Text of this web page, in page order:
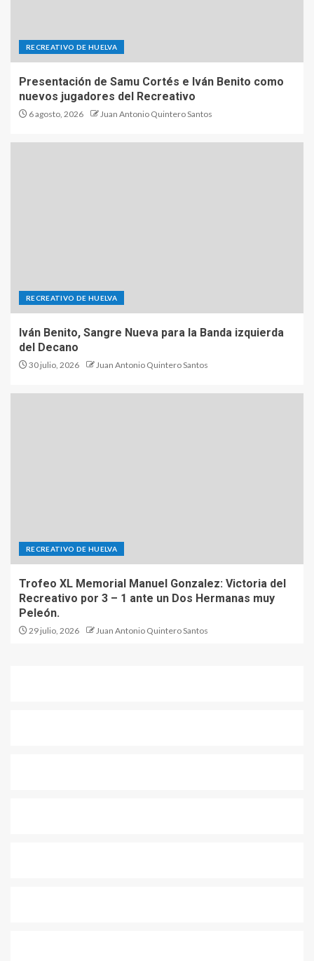
RECREATIVO DE HUELVA
Presentación de Samu Cortés e Iván Benito como
nuevos jugadores del Recreativo
6 agosto, 2026 Juan Antonio Quintero Santos
RECREATIVO DE HUELVA
Iván Benito, Sangre Nueva para la Banda izquierda
del Decano
30 julio, 2026 Juan Antonio Quintero Santos
RECREATIVO DE HUELVA
Trofeo XL Memorial Manuel Gonzalez: Victoria del
Recreativo por 3 – 1 ante un Dos Hermanas muy
Peleón.
29 julio, 2026 Juan Antonio Quintero Santos